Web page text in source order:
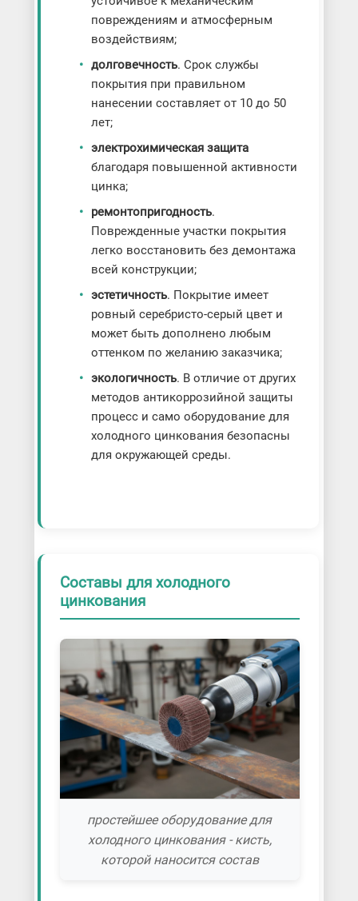
повреждениям и атмосферным
воздействиям;
долговечность. Срок службы
покрытия при правильном
нанесении составляет от 10 до 50
лет;
электрохимическая защита
благодаря повышенной активности
цинка;
ремонтопригодность.
Поврежденные участки покрытия
легко восстановить без демонтажа
всей конструкции;
эстетичность. Покрытие имеет
ровный серебристо-серый цвет и
может быть дополнено любым
оттенком по желанию заказчика;
экологичность. В отличие от других
методов антикоррозийной защиты
процесс и само оборудование для
холодного цинкования безопасны
для окружающей среды.
Составы для холодного
цинкования
простейшее оборудование для
холодного цинкования - кисть,
которой наносится состав